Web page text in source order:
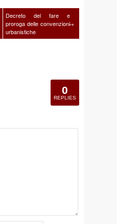
Decreto del fare e
proroga delle convenzioni
urbanistiche
→
0
REPLIES